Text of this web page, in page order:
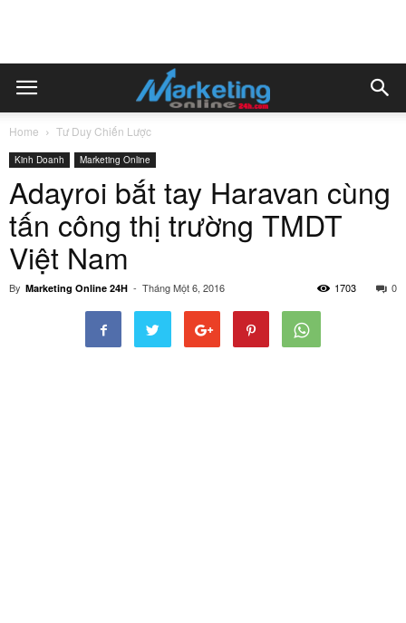
Home Tư Duy Chiến Lược
Kinh Doanh Marketing Online
Adayroi bắt tay Haravan cùng
tấn công thị trường TMDT
Việt Nam
By Marketing Online 24H - Tháng Một 6, 2016 0
1703